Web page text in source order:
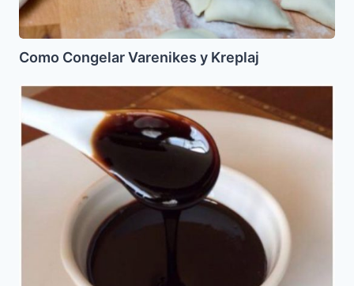
Como Congelar Varenikes y Kreplaj
Reduccion
Balsamico